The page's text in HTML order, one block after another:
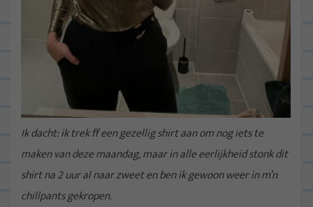
Ik dacht: ik trek ff een gezellig shirt aan om nog iets te
maken van deze maandag, maar in alle eerlijkheid stonk dit
shirt na 2 uur al naar zweet en ben ik gewoon weer in m’n
chillpants gekropen.